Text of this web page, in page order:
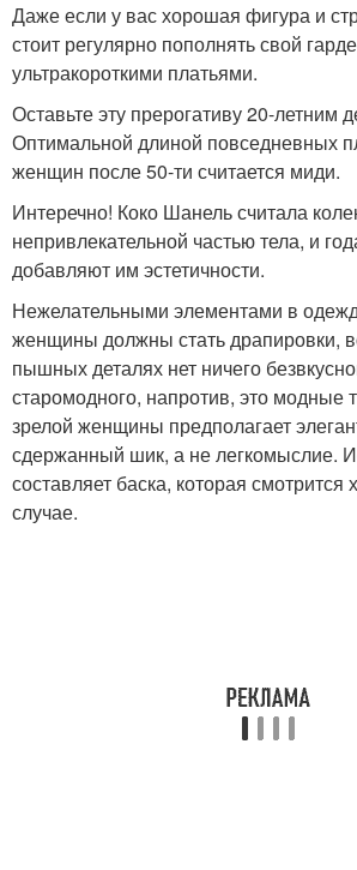
Даже если у вас хорошая фигура и
стоит регулярно пополнять свой
ультракороткими платьями.
Оставьте эту прерогативу 20-летним
Оптимальной длиной повседневных
женщин после 50-ти считается миди.
Интеречно! Коко Шанель считала
непривлекательной частью тела, и
добавляют им эстетичности.
Нежелательными элементами в
женщины должны стать драпировки,
пышных деталях нет ничего
старомодного, напротив, это модные
зрелой женщины предполагает
сдержанный шик, а не легкомыслие.
составляет баска, которая
случае.